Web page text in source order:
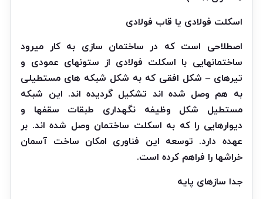
اسکلت فولادی یا قاب فولادی
اصطلاحی است که در ساختمان سازی به کار میرود
ساختمانهایی با اسکلت فولادی از ستونهای عمودی و
تیرهای – شکل افقی که به شکل شبکه های مستطیلی
به هم وصل شده اند تشکیل گردیده اند. این شبکه
مستطیل شکل وظیفه نگهداری طبقات سقفها و
دیوارهایی را که به اسکلت ساختمان وصل شده اند. بر
عهده دارد. توسعه این فناوری امکان ساخت آسمان
خراشها را فراهم کرده است.
جدا سازهای پایه